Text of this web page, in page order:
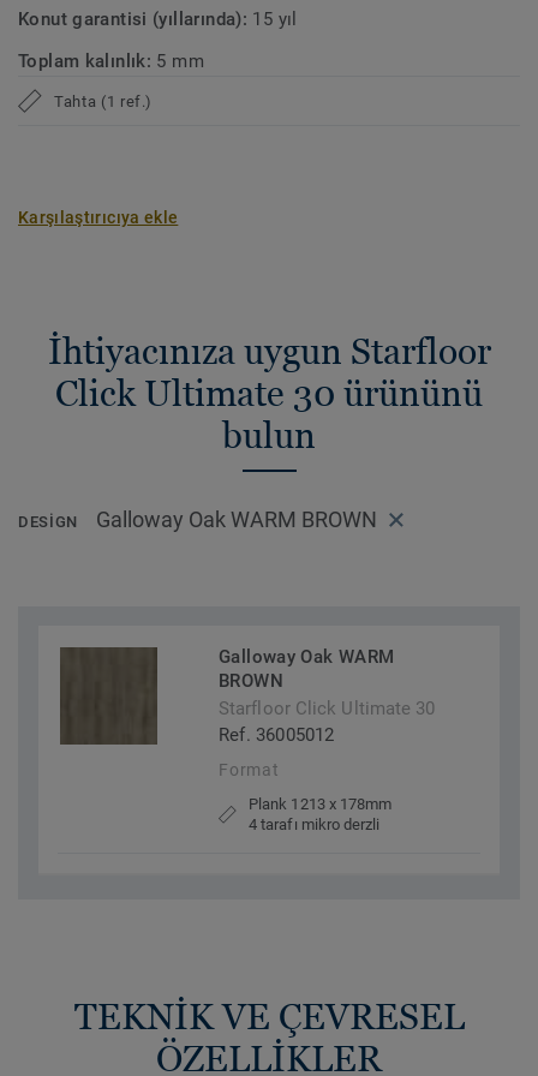
Konut garantisi (yıllarında): 15 yıl
Toplam kalınlık: 5 mm
Tahta (1 ref.)
Karşılaştırıcıya ekle
İhtiyacınıza uygun Starfloor
Click Ultimate 30 ürününü
bulun
DESIGN Galloway Oak WARM BROWN
Galloway Oak WARM
BROWN
Starfloor Click Ultimate 30
Ref. 36005012
Format
Plank 1213 x 178mm
4 tarafı mikro derzli
TEKNİK VE ÇEVRESEL
ÖZELLİKLER